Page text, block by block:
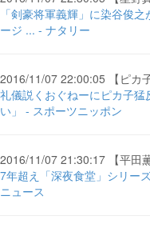
「剣豪将軍義輝」に染谷俊
ージ ... - ナタリー
2016/11/07 22:00:05 【ピカ子
礼儀説くおぐねーにピカ子
い」 - スポーツニッポン
2016/11/07 21:30:17 【平田薫
7年超え「深夜食堂」シリー
ニュース